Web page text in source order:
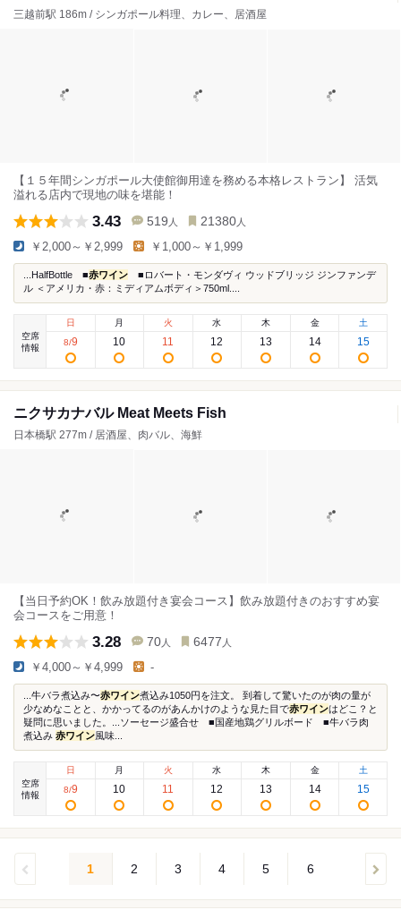
三越前駅 186m / シンガポール料理、カレー、居酒屋
【１５年間シンガポール大使館御用達を務める本格レストラン】 活気
溢れる店内で現地の味を堪能！
3.43 519 人 21380 人
￥2,000～￥2,999 ￥1,000～￥1,999
...HalfBottle ■赤ワイン ■ロバート・モンダヴィ ウッドブリッジ ジンファンデ
ル ＜アメリカ・赤：ミディアムボディ＞750ml....
空席
情報
日
8/9
月
10
火
11
水
12
木
13
金
14
土
15
ニクサカナバル Meat Meets Fish
日本橋駅 277m / 居酒屋、肉バル、海鮮
【当日予約OK！飲み放題付き宴会コース】飲み放題付きのおすすめ宴
会コースをご用意！
3.28 70 人 6477 人
￥4,000～￥4,999 -
...牛バラ煮込み〜赤ワイン煮込み1050円を注文。 到着して驚いたのが肉の量が
少なめなことと、かかってるのがあんかけのような見た目で赤ワインはどこ？と
疑問に思いました。...ソーセージ盛合せ ■国産地鶏グリルボード ■牛バラ肉
煮込み 赤ワイン風味...
空席
情報
日
8/9
月
10
火
11
水
12
木
13
金
14
土
15
1 2 3 4 5 6